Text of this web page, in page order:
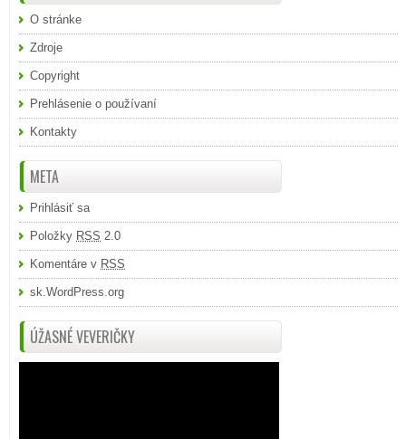
O stránke
Zdroje
Copyright
Prehlásenie o používaní
Kontakty
META
Prihlásiť sa
Položky RSS 2.0
Komentáre v RSS
sk.WordPress.org
ÚŽASNÉ VEVERIČKY